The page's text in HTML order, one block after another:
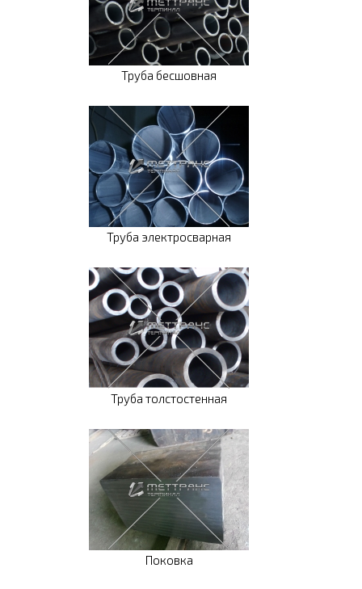
Труба бесшовная
Труба электросварная
Труба толстостенная
Поковка